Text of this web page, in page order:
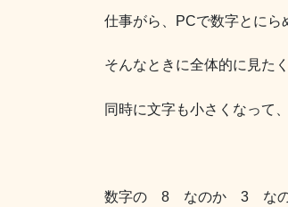
仕事がら、PCで数字とにら
そんなときに全体的に見た
同時に文字も小さくなって、
数字の 8 なのか 3 なの